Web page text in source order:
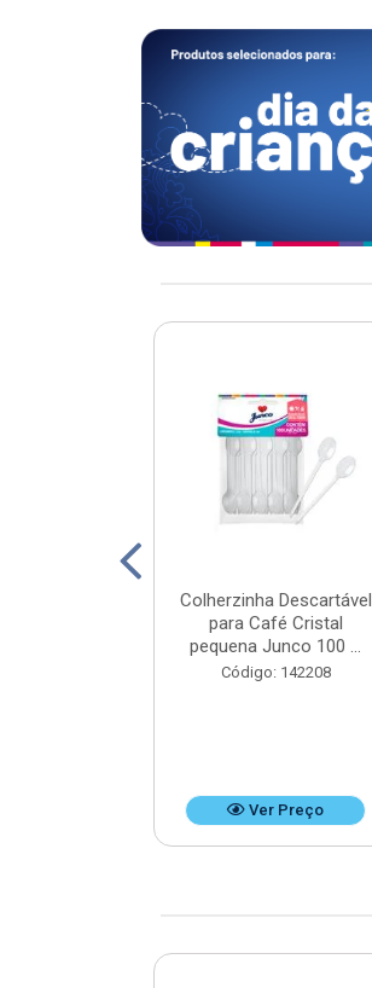
Colherzinha Descartável
para Café Cristal
pequena Junco 100 ...
Código: 142208
Ver Preço